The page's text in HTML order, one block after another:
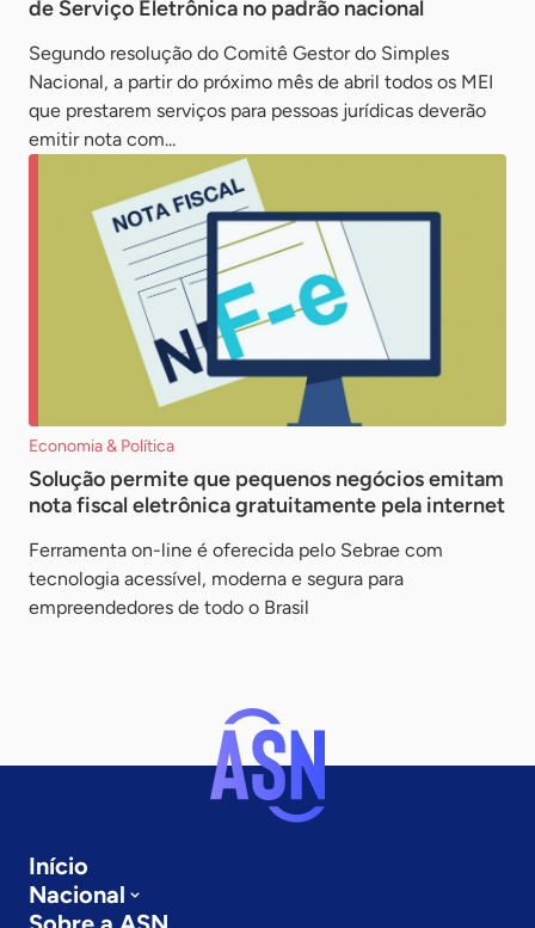
de Serviço Eletrônica no padrão nacional
Segundo resolução do Comitê Gestor do Simples
Nacional, a partir do próximo mês de abril todos os MEI
que prestarem serviços para pessoas jurídicas deverão
emitir nota com...
Economia & Política
Solução permite que pequenos negócios emitam
nota fiscal eletrônica gratuitamente pela internet
Ferramenta on-line é oferecida pelo Sebrae com
tecnologia acessível, moderna e segura para
empreendedores de todo o Brasil
Início
Nacional